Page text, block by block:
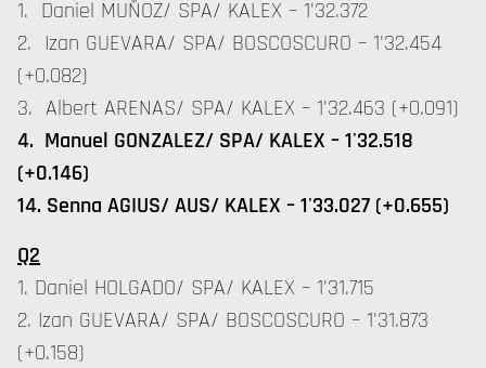
1. Daniel MUÑOZ/ SPA/ KALEX – 1'32.372
2. Izan GUEVARA/ SPA/ BOSCOSCURO – 1'32.454
(+0.082)
3. Albert ARENAS/ SPA/ KALEX – 1'32.463 (+0.091)
4. Manuel GONZALEZ/ SPA/ KALEX – 1'32.518
(+0.146)
14. Senna AGIUS/ AUS/ KALEX – 1'33.027 (+0.655)
Q2
1. Daniel HOLGADO/ SPA/ KALEX – 1'31.715
2. Izan GUEVARA/ SPA/ BOSCOSCURO – 1'31.873
(+0.158)